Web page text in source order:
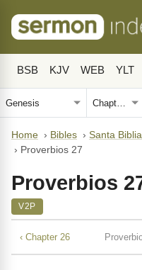
BSB KJV WEB YLT
Home › Bibles › Santa
› Proverbios 27
Proverbios
V2P
‹ Chapter 26